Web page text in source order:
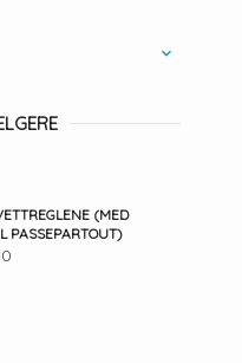
(MED
PASSEPARTOUT)